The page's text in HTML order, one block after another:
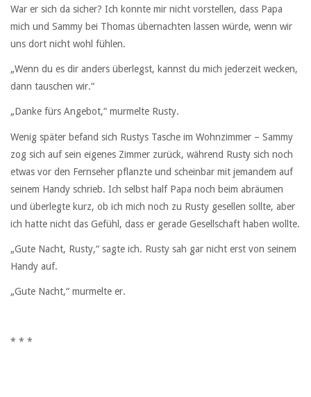
War er sich da sicher? Ich konnte mir nicht vorstellen, dass Papa
mich und Sammy bei Thomas übernachten lassen würde, wenn wir
uns dort nicht wohl fühlen.
„Wenn du es dir anders überlegst, kannst du mich jederzeit wecken,
dann tauschen wir.“
„Danke fürs Angebot,“ murmelte Rusty.
Wenig später befand sich Rustys Tasche im Wohnzimmer – Sammy
zog sich auf sein eigenes Zimmer zurück, während Rusty sich noch
etwas vor den Fernseher pflanzte und scheinbar mit jemandem auf
seinem Handy schrieb. Ich selbst half Papa noch beim abräumen
und überlegte kurz, ob ich mich noch zu Rusty gesellen sollte, aber
ich hatte nicht das Gefühl, dass er gerade Gesellschaft haben wollte.
„Gute Nacht, Rusty,“ sagte ich. Rusty sah gar nicht erst von seinem
Handy auf.
„Gute Nacht,“ murmelte er.
* * *